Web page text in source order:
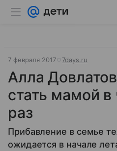
7 февраля 2017 7days.ru
Алла
стать мамой в
раз
Прибавление в семье
ожидается в начале